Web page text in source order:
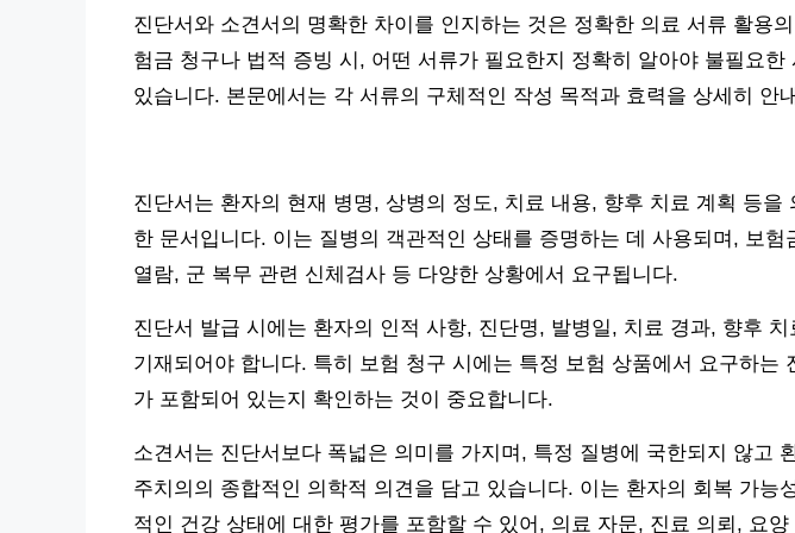
진단서와 소견서의 명확한 차이를 인지하는 것은 정확한 의료 서류 활용
험금 청구나 법적 증빙 시, 어떤 서류가 필요한지 정확히 알아야 불필요한
있습니다. 본문에서는 각 서류의 구체적인 작성 목적과 효력을 상세히 안
진단서는 환자의 현재 병명, 상병의 정도, 치료 내용, 향후 치료 계획 등을
한 문서입니다. 이는 질병의 객관적인 상태를 증명하는 데 사용되며, 보험
열람, 군 복무 관련 신체검사 등 다양한 상황에서 요구됩니다.
진단서 발급 시에는 환자의 인적 사항, 진단명, 발병일, 치료 경과, 향후 치
기재되어야 합니다. 특히 보험 청구 시에는 특정 보험 상품에서 요구하는
가 포함되어 있는지 확인하는 것이 중요합니다.
소견서는 진단서보다 폭넓은 의미를 가지며, 특정 질병에 국한되지 않고
주치의의 종합적인 의학적 의견을 담고 있습니다. 이는 환자의 회복 가능
적인 건강 상태에 대한 평가를 포함할 수 있어, 의료 자문, 진료 의뢰, 요